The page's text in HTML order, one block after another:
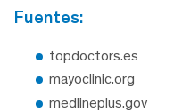
fuentes:
topdoctors.es
mayoclinic.org
medlineplus.gov